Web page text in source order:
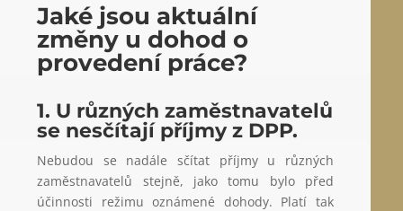
Jaké jsou aktuální
změny u dohod o
provedení práce?
1. U různých zaměstnavatelů
se nesčítají příjmy z DPP.
Nebudou se nadále sčítat příjmy u různých
zaměstnavatelů stejně, jako tomu bylo před
účinnosti režimu oznámené dohody. Platí tak